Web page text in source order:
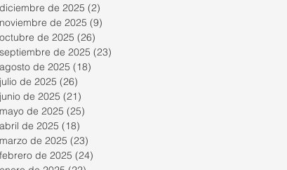
diciembre de 2025 (2)
noviembre de 2025 (9)
octubre de 2025 (26)
septiembre de 2025 (23)
agosto de 2025 (18)
julio de 2025 (26)
junio de 2025 (21)
mayo de 2025 (25)
abril de 2025 (18)
marzo de 2025 (23)
febrero de 2025 (24)